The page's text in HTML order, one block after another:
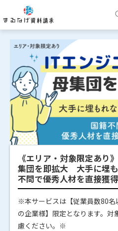
《エリア・対象限定あり
集団を即拡大 大手に埋
不問で優秀人材を直接獲
※本サービスは【従業員数80
の企業様】限定となります。対
慮ください。※